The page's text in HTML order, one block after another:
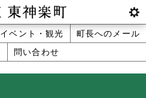
btnS
ettin
Hokkaido
イベント・観光
町長へのメール
問い合わせ